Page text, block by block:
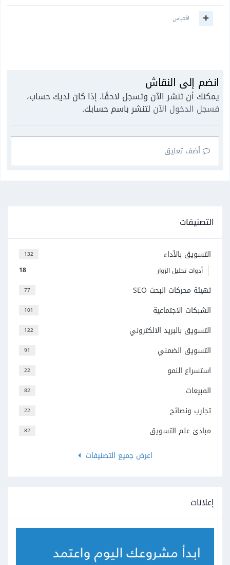
اقتباس
انضم إلى النقاش
يمكنك أن تنشر الآن وتسجل لاحقًا. إذا كان لديك حساب،
فسجل الدخول الآن لتنشر باسم حسابك.
أضف تعليق
التصنيفات
132 التسويق بالأداء
18 أدوات تحليل الزوار
77 تهيئة محركات البحث SEO
101 الشبكات الاجتماعية
122 التسويق بالبريد الالكتروني
91 التسويق الضمني
22 استسراع النمو
82 المبيعات
22 تجارب ونصائح
82
مبادئ علم التسويق
اعرض جميع التصنيفات
إعلانات